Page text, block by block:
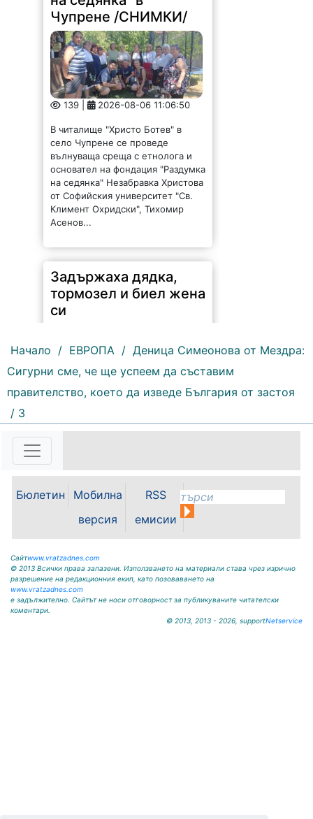
Чупрене /СНИМКИ/
139 | 2026-08-06 11:06:50
В читалище "Христо Ботев" в
село Чупрене се проведе
вълнуваща среща с етнолога и
основател на фондация "Раздумка
на седянка" Незабравка Христова
от Софийския университет "Св.
Климент Охридски", Тихомир
Асенов...
Задържаха дядка,
тормозел и биел жена
си
Гневен дядка от село Комарево е
живее. По данни на областната
16.5 часа в полицията в Бяла
Слатина е получен сигнал за...
Начало / ЕВРОПА / Деница Симеонова от Мездра:
Сигурни сме, че ще успеем да съставим
правителство, което да изведе България от застоя
/ 3
Бюлетин
Мобилна
версия
RSS
емисии
Сайтwww.vratzadnes.com
© 2013 Всички права запазени. Използването на материали става чрез изрично
разрешение на редакционния екип, като позоваването на
www.vratzadnes.com
е задължително. Сайтът не носи отговорност за публикуваните читателски
коментари.
© 2013, 2013 - 2026, supportNetservice